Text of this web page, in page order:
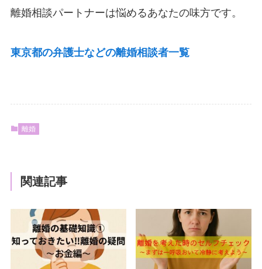
離婚相談パートナーは悩めるあなたの味方です。
東京都の弁護士などの離婚相談者一覧
離婚
関連記事